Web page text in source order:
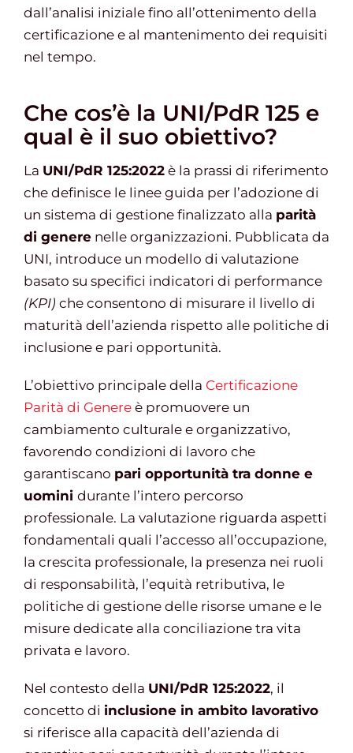
dall’analisi iniziale fino all’ottenimento della
certificazione e al mantenimento dei requisiti
nel tempo.
Che cos’è la UNI/PdR 125 e
qual è il suo obiettivo?
La UNI/PdR 125:2022 è la prassi di riferimento
che definisce le linee guida per l’adozione di
un sistema di gestione finalizzato alla parità
di genere nelle organizzazioni. Pubblicata da
UNI, introduce un modello di valutazione
basato su specifici indicatori di performance
(KPI) che consentono di misurare il livello di
maturità dell’azienda rispetto alle politiche di
inclusione e pari opportunità.
L’obiettivo principale della Certificazione
Parità di Genere è promuovere un
cambiamento culturale e organizzativo,
favorendo condizioni di lavoro che
garantiscano pari opportunità tra donne e
uomini durante l’intero percorso
professionale. La valutazione riguarda aspetti
fondamentali quali l’accesso all’occupazione,
la crescita professionale, la presenza nei ruoli
di responsabilità, l’equità retributiva, le
politiche di gestione delle risorse umane e le
misure dedicate alla conciliazione tra vita
privata e lavoro.
Nel contesto della UNI/PdR 125:2022, il
concetto di inclusione in ambito lavorativo
si riferisce alla capacità dell’azienda di